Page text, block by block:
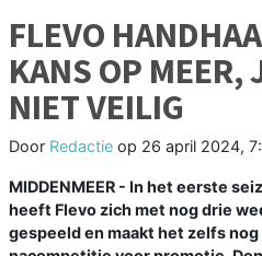
FLEVO
KANS OP MEER,
NIET VEILIG
Door Redactie op 26 april 2024,
MIDDENMEER - In het eerste
heeft Flevo zich met nog drie
gespeeld en maakt het zelfs nog